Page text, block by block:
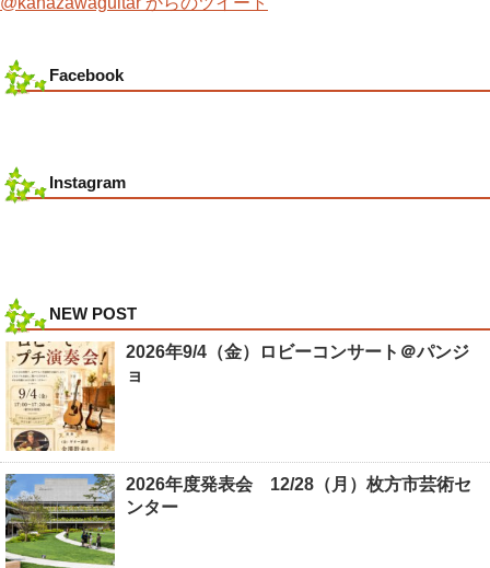
Facebook
Instagram
NEW POST
2026年9/4（金）ロビーコンサート＠パンジ
ョ
2026年度発表会 12/28（月）枚方市芸術セ
ンター